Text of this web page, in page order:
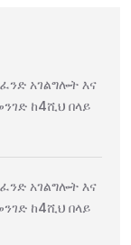
አገልግሎት እና
ከ4ሺህ በላይ
አገልግሎት እና
ከ4ሺህ በላይ